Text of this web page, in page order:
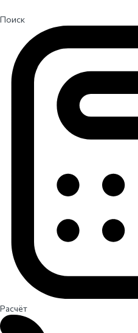
Поиск
Расчёт